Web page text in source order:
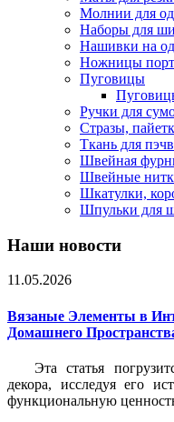
Молнии для
Наборы для
Нашивки на
Ножницы
Пуговицы
Ручки для
Стразы,
Ткань для
Швейная
Швейные
Шкатулки,
Шпульки для
Наши новости
11.05.2026
Вязаные Элементы в
Домашнего
Эта статья
декора, исследуя его
функциональную